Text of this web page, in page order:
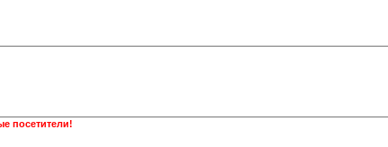
посетители!